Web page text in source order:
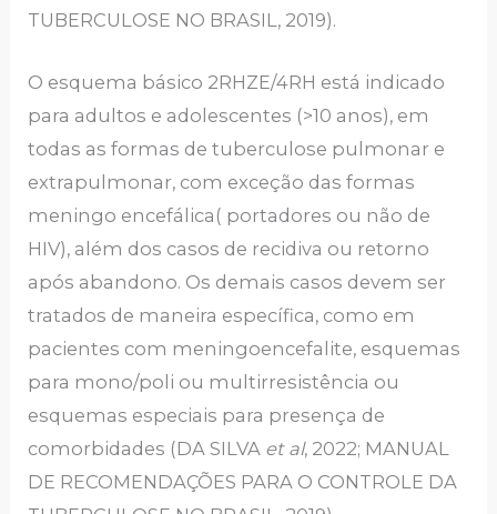
TUBERCULOSE NO BRASIL, 2019).
O esquema básico 2RHZE/4RH está indicado
para adultos e adolescentes (>10 anos), em
todas as formas de tuberculose pulmonar e
extrapulmonar, com exceção das formas
meningo encefálica( portadores ou não de
HIV), além dos casos de recidiva ou retorno
após abandono. Os demais casos devem ser
tratados de maneira específica, como em
pacientes com meningoencefalite, esquemas
para mono/poli ou multirresistência ou
esquemas especiais para presença de
comorbidades (DA SILVA et al, 2022; MANUAL
DE RECOMENDAÇÕES PARA O CONTROLE DA